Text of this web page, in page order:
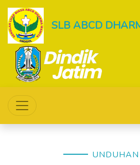
SLB ABCD
UNDUHAN